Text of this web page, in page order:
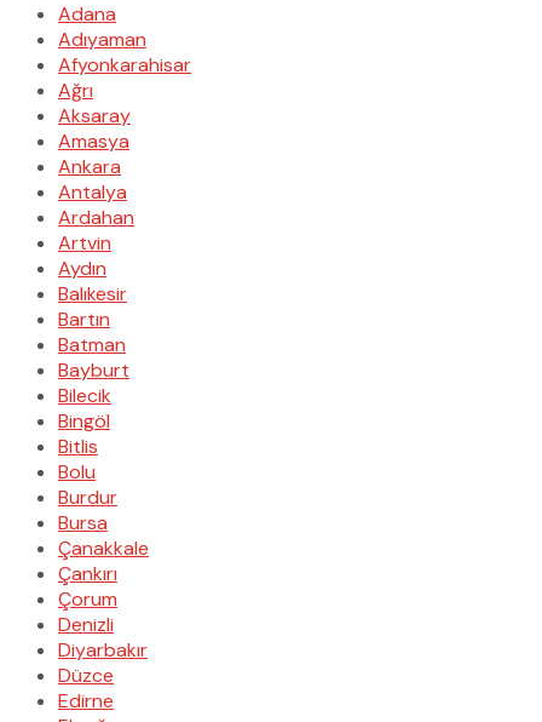
Adana
Adıyaman
Afyonkarahisar
Ağrı
Aksaray
Amasya
Ankara
Antalya
Ardahan
Artvin
Aydın
Balıkesir
Bartın
Batman
Bayburt
Bilecik
Bingöl
Bitlis
Bolu
Burdur
Bursa
Çanakkale
Çankırı
Çorum
Denizli
Diyarbakır
Düzce
Edirne